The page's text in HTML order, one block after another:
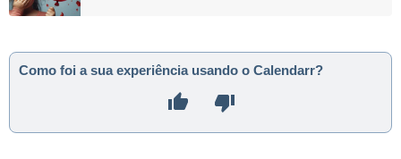
Como foi a sua experiência usando o Calendarr?